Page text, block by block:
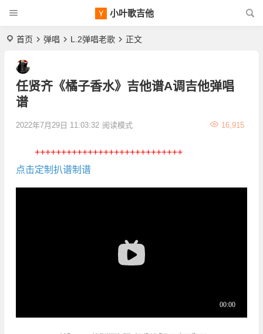
小叶歌吉他
首页 弹唱 L.2弹唱老歌 正文
任贤齐《橘子香水》吉他谱A调吉他弹唱
谱
2022年7月29日 11:03:32 16,915
阅读模式
++++++++++++++++++++++++++++
点击定制扒谱制谱